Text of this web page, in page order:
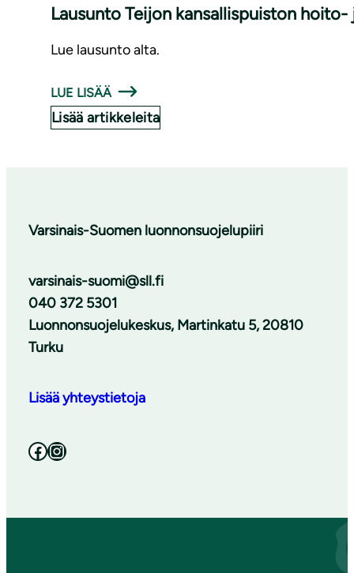
Lausunto Teijon kansallispuiston
Lue lausunto alta.
LUE LISÄÄ
Lisää artikkeleita
Varsinais-Suomen luonnonsuojelupiiri
varsinais-suomi@sll.fi
040 372 5301
Luonnonsuojelukeskus, Martinkatu 5, 20810
Turku
Lisää yhteystietoja
Facebook Instagram